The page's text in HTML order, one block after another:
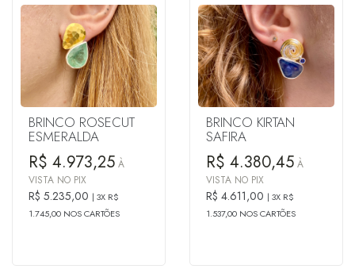
BRINCO ROSECUT
ESMERALDA
R$ 4.973,25 À
VISTA NO PIX
R$ 5.235,00
3X R$
1.745,00 NOS CARTÕES
BRINCO KIRTAN
SAFIRA
R$ 4.380,45 À
VISTA NO PIX
R$ 4.611,00
3X R$
1.537,00 NOS CARTÕES